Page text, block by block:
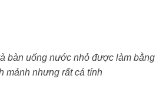
bàn uống nước nhỏ được làm bằng
mảnh nhưng rất cá tính